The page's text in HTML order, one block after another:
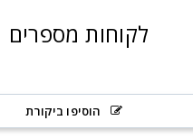
לקוחות מספרים
הוסיפו ביקורת